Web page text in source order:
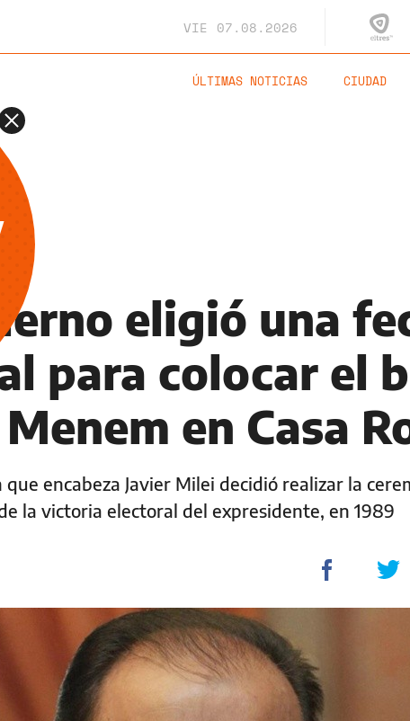
VIE 07.08.2026
ÚLTIMAS NOTICIAS CIUDAD
eligió una
para colocar el
en Casa
encabeza Javier Milei decidió realizar la
la victoria electoral del expresidente, en 1989